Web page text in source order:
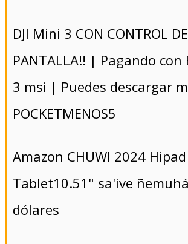
DJI Mini 3 CON CONTROL DE
PANTALLA!! | Pagando con
3 msi | Puedes descargar
POCKETMENOS5
Amazon CHUWI 2024
Tablet10.51" sa'ive
dólares